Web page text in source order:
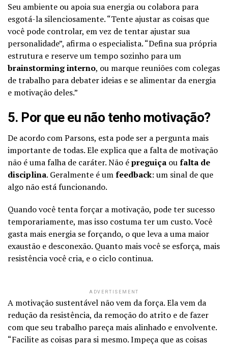
Seu ambiente ou apoia sua energia ou colabora para
esgotá-la silenciosamente. “Tente ajustar as coisas que
você pode controlar, em vez de tentar ajustar sua
personalidade”, afirma o especialista. “Defina sua própria
estrutura e reserve um tempo sozinho para um
brainstorming interno, ou marque reuniões com colegas
de trabalho para debater ideias e se alimentar da energia
e motivação deles.”
5. Por que eu não tenho motivação?
De acordo com Parsons, esta pode ser a pergunta mais
importante de todas. Ele explica que a falta de motivação
não é uma falha de caráter. Não épreguiça oufalta de
disciplina. Geralmente é umfeedback: um sinal de que
algo não está funcionando.
Quando você tenta forçar a motivação, pode ter sucesso
temporariamente, mas isso costuma ter um custo. Você
gasta mais energia se forçando, o que leva a uma maior
exaustão e desconexão. Quanto mais você se esforça, mais
resistência você cria, e o ciclo continua.
ADVERTISEMENT
A motivação sustentável não vem da força. Ela vem da
redução da resistência, da remoção do atrito e de fazer
com que seu trabalho pareça mais alinhado e envolvente.
“Facilite as coisas para si mesmo. Impeça que as coisas